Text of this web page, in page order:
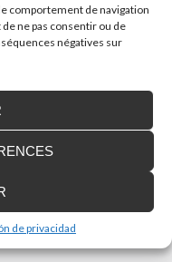
comportement de navigation
ne pas consentir ou de
négatives sur
de privacidad